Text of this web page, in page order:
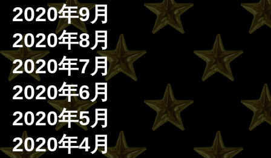
2020年9月
2020年8月
2020年7月
2020年6月
2020年5月
2020年4月